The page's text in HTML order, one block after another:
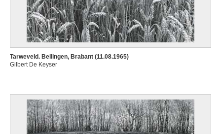
Tarweveld. Bellingen, Brabant (11.08.1965)
Gilbert De Keyser